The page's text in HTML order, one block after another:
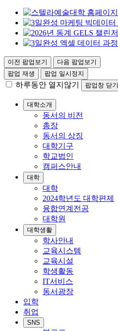
이전 팝업보기
다음 팝업보기
팝업 재생
팝업 일시정지
하루동안 열지않기 팝업창 닫기
대학소개
동서의 비전
총장
동서의 상징
대학기구
학교법인
캠퍼스안내
대학
대학
2024학년도 대학편제
융합연계전공
대학원
대학생활
학사안내
교육시스템
교육시설
학생활동
IT서비스
동서광장
입학
취업
SNS